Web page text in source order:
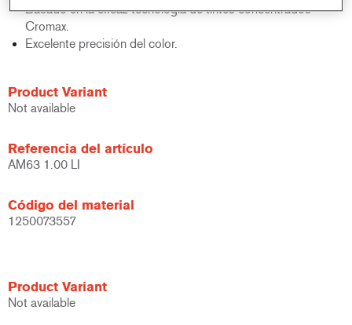
Basado en la eficaz tecnología de tintes concentrados
Cromax.
Excelente precisión del color.
Product Variant
Not available
Referencia del artículo
AM63 1.00 LI
Código del material
1250073557
Product Variant
Not available